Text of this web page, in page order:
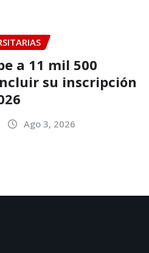
a 11 mil 500
su inscripción
Ago 3, 2026